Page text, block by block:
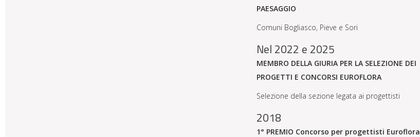
PAESAGGIO
Comuni Bogliasco, Pieve e Sori
Nel 2022 e 2025
MEMBRO DELLA GIURIA PER LA SELEZIONE DEI
PROGETTI E CONCORSI EUROFLORA
Selezione della sezione legata ai progettisti
2018
1° PREMIO Concorso per progettisti Euroflora